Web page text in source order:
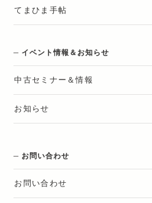
てまひま手帖
イベント情報＆お知らせ
中古セミナー＆情報
お知らせ
お問い合わせ
お問い合わせ